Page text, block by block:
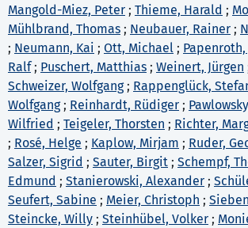
Mangold-Miez, Peter ; Thieme, Harald ;
Mühlbrand, Thomas ; Neubauer, Rainer ;
; Neumann, Kai ; Ott, Michael ; Papenroth,
Ralf; Puschert, Matthias ; Weinert, Jürgen
Schweizer, Wolfgang; Rappenglück,
Wolfgang; Reinhardt, Rüdiger ;
Wilfried ; Teigeler, Thorsten ; Richter,
; Rosé, Helge ; Kaplow, Mirjam ; Ruder,
Salzer, Sigrid ; Sauter, Birgit ; Schempf,
Edmund ; Stanierowski, Alexander ;
Seufert, Sabine ; Meier, Christoph ;
Steincke, Willy ; Steinhübel, Volker ;